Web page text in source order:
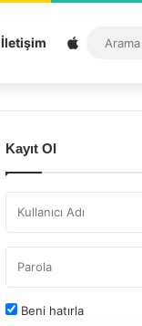
İletişim Sitemap
Kayıt Ol
Beni hatırla